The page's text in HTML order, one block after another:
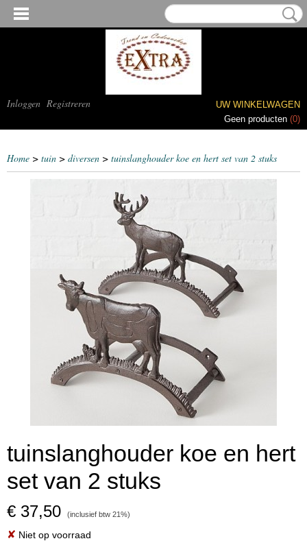
Inloggen Registreren
UW WINKELWAGEN
Geen producten (0)
Home > tuin > diversen > tuinslanghouder koe en hert set van 2 stuks
tuinslanghouder koe en hert
set van 2 stuks
€ 37,50 (inclusief btw 21%)
✘ Niet op voorraad